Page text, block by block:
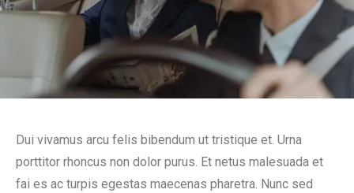
Dui vivamus arcu felis bibendum ut tristique et. Urna
porttitor rhoncus non dolor purus. Et netus malesuada et
fai es ac turpis egestas maecenas pharetra. Nunc sed